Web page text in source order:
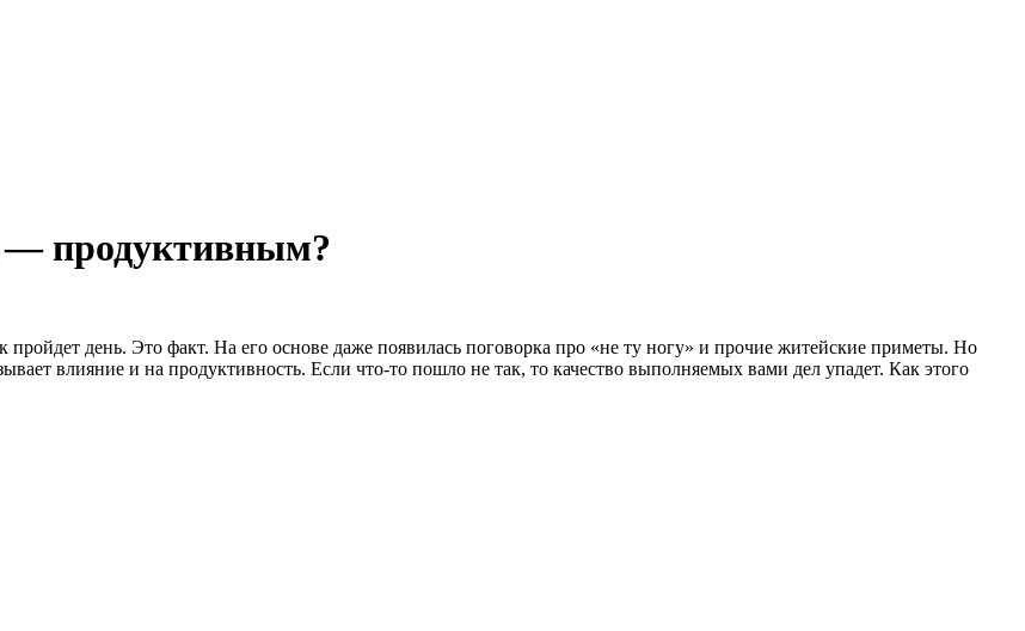
— продуктивным?
день. Это факт. На его основе даже появилась поговорка про «не ту ногу» и прочие житейские приметы. Но
влияние и на продуктивность. Если что-то пошло не так, то качество выполняемых вами дел упадет. Как этого